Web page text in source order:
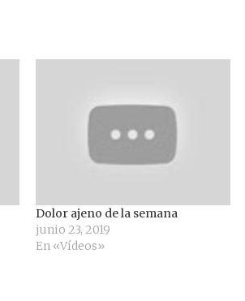
Dolor ajeno de la semana
junio 23, 2019
En «Vídeos»